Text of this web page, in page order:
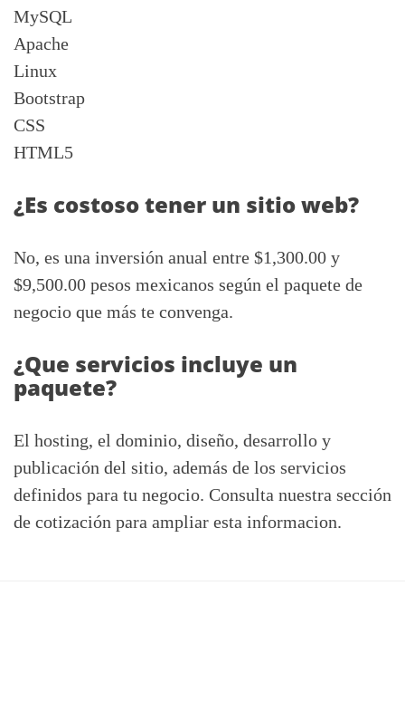
MySQL
Apache
Linux
Bootstrap
CSS
HTML5
¿Es costoso tener un sitio web?
No, es una inversión anual entre $1,300.00 y
$9,500.00 pesos mexicanos según el paquete de
negocio que más te convenga.
¿Que servicios incluye un
paquete?
El hosting, el dominio, diseño, desarrollo y
publicación del sitio, además de los servicios
definidos para tu negocio. Consulta nuestra sección
de cotización para ampliar esta informacion.